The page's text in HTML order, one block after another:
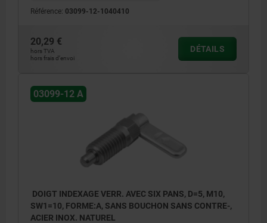
sans écrou.
avec écrou.
Forme C : avec capuchon de verrouillage
Forme D : avec capuchon de verrouillage
Référence: 03099-12-1040410
20,29 €
hors TVA
hors frais d’envoi
DÉTAILS
03099-12 A
DOIGT INDEXAGE VERR. AVEC SIX PANS, D=5, M10,
SW1=10, FORME:A, SANS BOUCHON SANS CONTRE-,
ACIER INOX. NATUREL